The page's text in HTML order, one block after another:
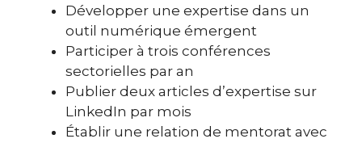
Développer une expertise dans un
outil numérique émergent
Participer à trois conférences
sectorielles par an
Publier deux articles d’expertise sur
LinkedIn par mois
Établir une relation de mentorat avec